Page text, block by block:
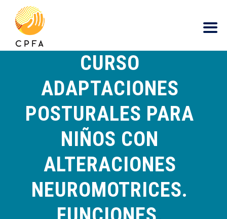
contenido
CURSO
ADAPTACIONES
POSTURALES PARA
NIÑOS CON
ALTERACIONES
NEUROMOTRICES.